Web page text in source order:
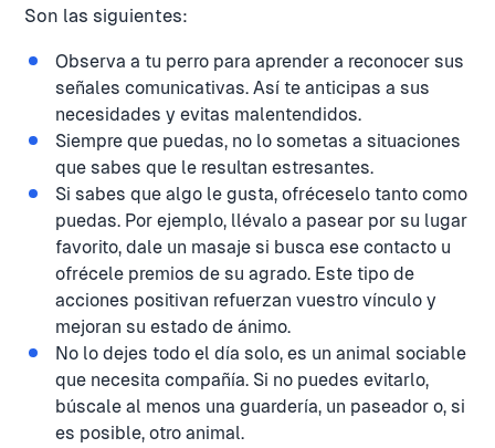
Son las siguientes:
Observa a tu perro para aprender a reconocer sus
señales comunicativas. Así te anticipas a sus
necesidades y evitas malentendidos.
Siempre que puedas, no lo sometas a situaciones
que sabes que le resultan estresantes.
Si sabes que algo le gusta, ofréceselo tanto como
puedas. Por ejemplo, llévalo a pasear por su lugar
favorito, dale un masaje si busca ese contacto u
ofrécele premios de su agrado. Este tipo de
acciones positivan refuerzan vuestro vínculo y
mejoran su estado de ánimo.
No lo dejes todo el día solo, es un animal sociable
que necesita compañía. Si no puedes evitarlo,
búscale al menos una guardería, un paseador o, si
es posible, otro animal.